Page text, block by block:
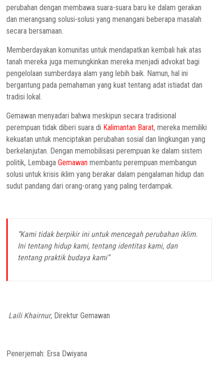
perubahan dengan membawa suara-suara baru ke dalam gerakan
dan merangsang solusi-solusi yang menangani beberapa masalah
secara bersamaan.
Memberdayakan komunitas untuk mendapatkan kembali hak atas
tanah mereka juga memungkinkan mereka menjadi advokat bagi
pengelolaan sumberdaya alam yang lebih baik. Namun, hal ini
bergantung pada pemahaman yang kuat tentang adat istiadat dan
tradisi lokal.
Gemawan menyadari bahwa meskipun secara tradisional
perempuan tidak diberi suara di Kalimantan Barat, mereka memiliki
kekuatan untuk menciptakan perubahan sosial dan lingkungan yang
berkelanjutan. Dengan memobilisasi perempuan ke dalam sistem
politik, LembagaGemawan membantu perempuan membangun
solusi untuk krisis iklim yang berakar dalam pengalaman hidup dan
sudut pandang dari orang-orang yang paling terdampak.
“Kami tidak berpikir ini untuk mencegah perubahan iklim.
Ini tentang hidup kami, tentang identitas kami, dan
tentang praktik budaya kami”
Laili Khairnur, Direktur Gemawan
Penerjemah: Ersa Dwiyana